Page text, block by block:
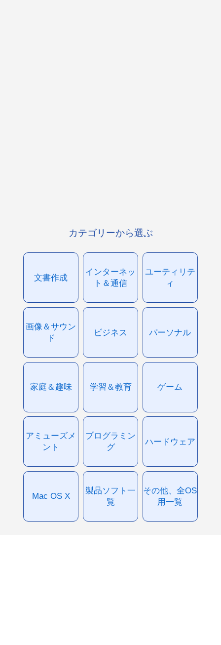
カテゴリーから選ぶ
文書作成
インターネッ
ト＆通信
ユーティリテ
ィ
画像＆サウン
ド
ビジネス パーソナル
家庭＆趣味 学習＆教育 ゲーム
アミューズメ
ント
プログラミン
グ
ハードウェア
Mac OS X
製品ソフト一
覧
その他、全OS
用一覧